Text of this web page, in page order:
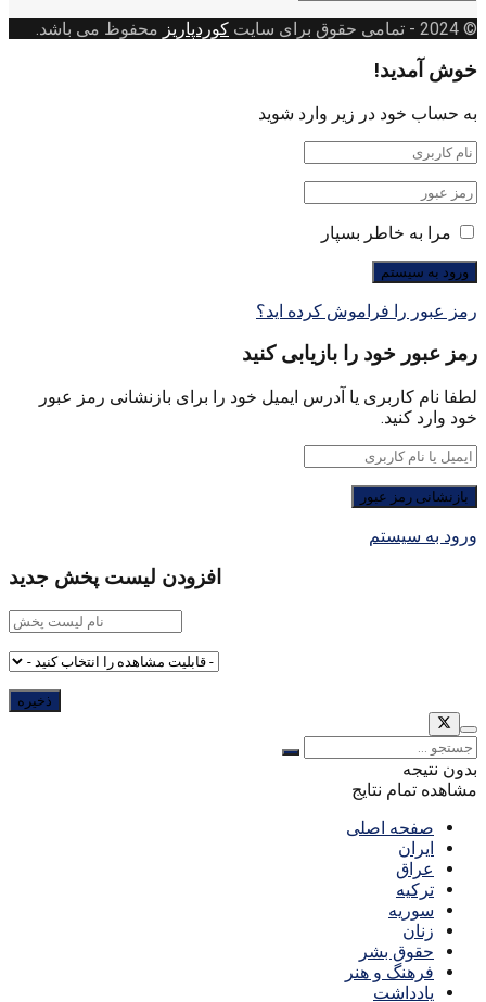
© 2024
- تمامی حقوق برای سایت کوردپاریز محفوظ می باشد.
خوش آمدید!
به حساب خود در زیر وارد شوید
مرا به خاطر بسپار
رمز عبور را فراموش کرده اید؟
رمز عبور خود را بازیابی کنید
لطفا نام کاربری یا آدرس ایمیل خود را برای بازنشانی رمز عبور
خود وارد کنید.
ورود به سیستم
افزودن لیست پخش جدید
بدون نتیجه
مشاهده تمام نتایج
صفحه اصلی
ایران
عراق
ترکیه
سوریه
زنان
حقوق بشر
فرهنگ و هنر
یادداشت